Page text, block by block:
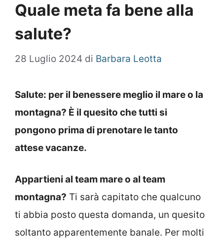
Quale meta fa bene alla
salute?
28 Luglio 2024 di Barbara Leotta
Salute: per il benessere meglio il mare o la
montagna? È il quesito che tutti si
pongono prima di prenotare le tanto
attese vacanze.
Appartieni al team mare o al team
montagna? Ti sarà capitato che qualcuno
ti abbia posto questa domanda, un quesito
soltanto apparentemente banale. Per molti